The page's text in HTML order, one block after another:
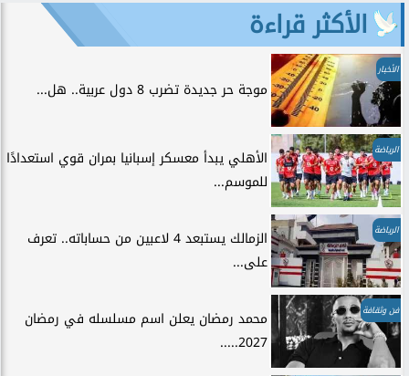
الأكثر قراءة
الأخبار
موجة حر جديدة تضرب 8 دول عربية.. هل...
الرياضة
الأهلي يبدأ معسكر إسبانيا بمران قوي استعدادًا
للموسم...
الرياضة
الزمالك يستبعد 4 لاعبين من حساباته.. تعرف
على...
فن وثقافة
محمد رمضان يعلن اسم مسلسله في رمضان
2027.....